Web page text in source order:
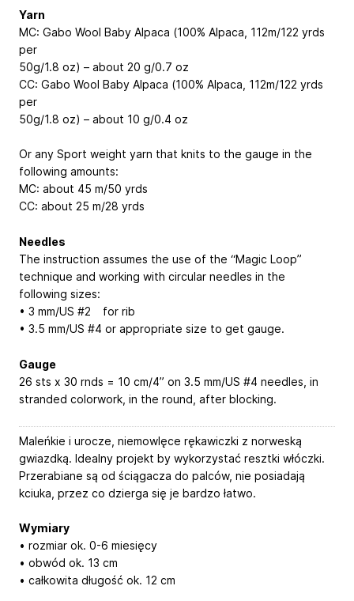
Yarn
MC: Gabo Wool Baby Alpaca (100% Alpaca, 112m/122 yrds
per
50g/1.8 oz) – about 20 g/0.7 oz
CC: Gabo Wool Baby Alpaca (100% Alpaca, 112m/122 yrds
per
50g/1.8 oz) – about 10 g/0.4 oz
Or any Sport weight yarn that knits to the gauge in the
following amounts:
MC: about 45 m/50 yrds
CC: about 25 m/28 yrds
Needles
The instruction assumes the use of the “Magic Loop”
technique and working with circular needles in the
following sizes:
• 3 mm/US #2 for rib
• 3.5 mm/US #4 or appropriate size to get gauge.
Gauge
26 sts x 30 rnds = 10 cm/4” on 3.5 mm/US #4 needles, in
stranded colorwork, in the round, after blocking.
Maleńkie i urocze, niemowlęce rękawiczki z norweską
gwiazdką. Idealny projekt by wykorzystać resztki włóczki.
Przerabiane są od ściągacza do palców, nie posiadają
kciuka, przez co dzierga się je bardzo łatwo.
Wymiary
• rozmiar ok. 0-6 miesięcy
• obwód ok. 13 cm
• całkowita długość ok. 12 cm